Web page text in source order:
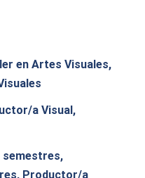
en Artes Visuales,
a Visual,
semestres,
Productor/a